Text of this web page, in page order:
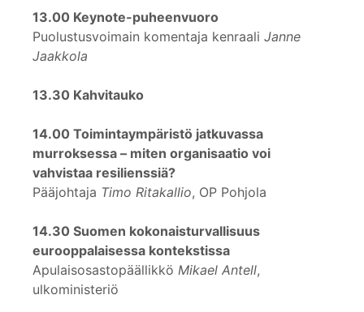
13.00 Keynote-puheenvuoro
Puolustusvoimain komentaja kenraali Janne
Jaakkola
13.30 Kahvitauko
14.00 Toimintaympäristö jatkuvassa
murroksessa – miten organisaatio voi
vahvistaa resilienssiä?
Pääjohtaja Timo Ritakallio, OP Pohjola
14.30 Suomen kokonaisturvallisuus
eurooppalaisessa kontekstissa
Apulaisosastopäällikkö Mikael Antell,
ulkoministeriö